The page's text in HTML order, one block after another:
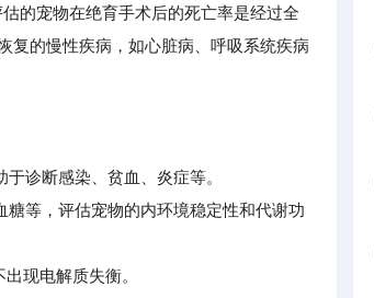
的宠物在绝育手术后的死亡率是经过全
复的慢性疾病，如心脏病、呼吸系统疾病
诊断感染、贫血、炎症等。
等，评估宠物的内环境稳定性和代谢功
现电解质失衡。